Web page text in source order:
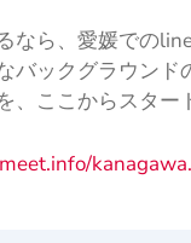
なら、愛媛での
バックグラウン
ここからスター